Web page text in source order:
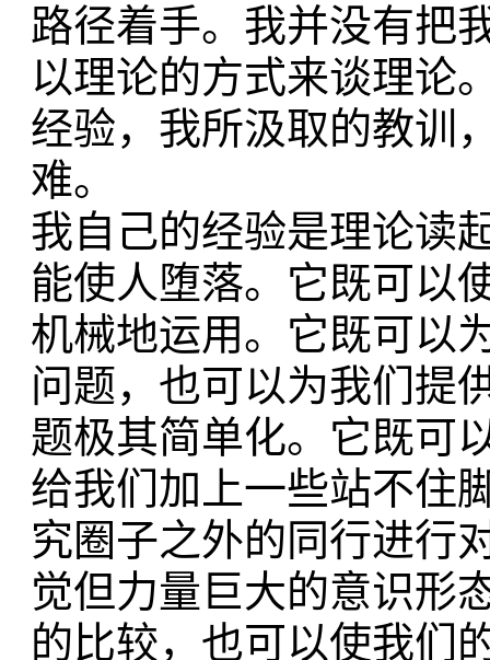
路径着手。我并没有把
以理论的方式来谈理论
经验，我所汲取的教训
难。
我自己的经验是理论读
能使人堕落。它既可以
机械地运用。 它既可以
问题， 也可以为我们提
题极其简单化。 它既可
给我们加上一些站不住
究圈子之外的同行进行
觉但力量巨大的意识形
的比较， 也可以使我们